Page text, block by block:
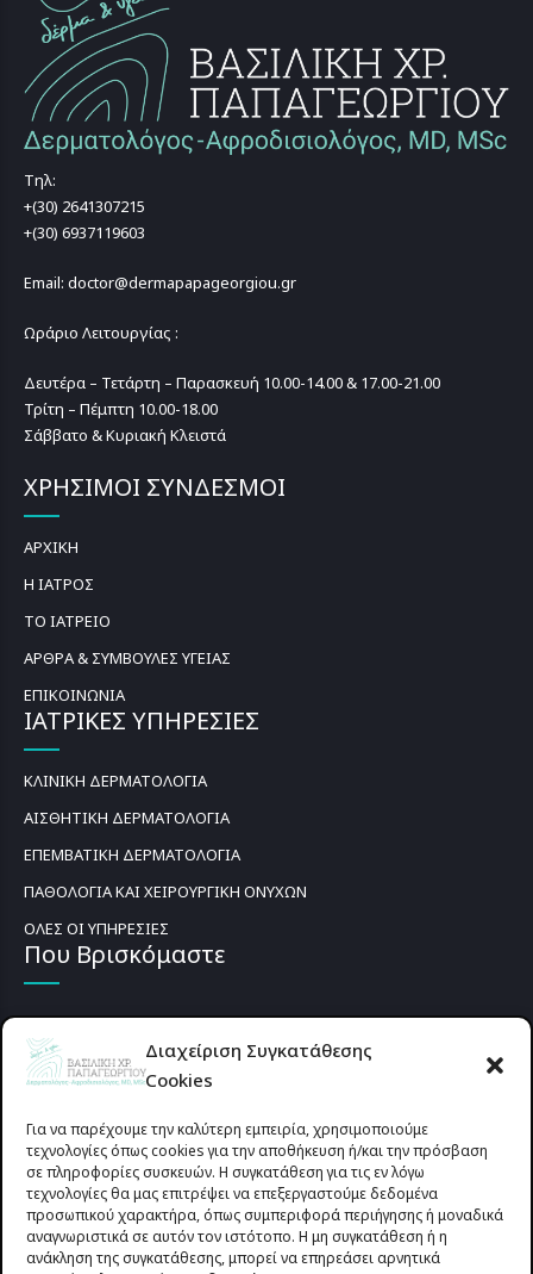
Διαχείριση Συγκατάθεσης
Cookies
Για να παρέχουμε την καλύτερη εμπειρία, χρησιμοποιούμε
τεχνολογίες όπως cookies για την αποθήκευση ή/και την πρόσβαση
σε πληροφορίες συσκευών. Η συγκατάθεση για τις εν λόγω
τεχνολογίες θα μας επιτρέψει να επεξεργαστούμε δεδομένα
προσωπικού χαρακτήρα, όπως συμπεριφορά περιήγησης ή μοναδικά
αναγνωριστικά σε αυτόν τον ιστότοπο. Η μη συγκατάθεση ή η
ανάκληση της συγκατάθεσης, μπορεί να επηρεάσει αρνητικά
Τηλ:
+(30) 2641307215
+(30) 6937119603
Email: doctor@dermapapageorgiou.gr
Ωράριο Λειτουργίας :
Δευτέρα – Τετάρτη – Παρασκευή 10.00-14.00 & 17.00-21.00
Τρίτη – Πέμπτη 10.00-18.00
Σάββατο & Κυριακή Κλειστά
ΧΡΗΣΙΜΟΙ ΣΥΝΔΕΣΜΟΙ
ΑΡΧΙΚΗ
Η ΙΑΤΡΟΣ
ΤΟ ΙΑΤΡΕΙΟ
ΑΡΘΡΑ & ΣΥΜΒΟΥΛΕΣ ΥΓΕΙΑΣ
ΕΠΙΚΟΙΝΩΝΙΑ
ΙΑΤΡΙΚΕΣ ΥΠΗΡΕΣΙΕΣ
ΚΛΙΝΙΚΗ ΔΕΡΜΑΤΟΛΟΓΙΑ
ΑΙΣΘΗΤΙΚΗ ΔΕΡΜΑΤΟΛΟΓΙΑ
ΕΠΕΜΒΑΤΙΚΗ ΔΕΡΜΑΤΟΛΟΓΙΑ
ΠΑΘΟΛΟΓΙΑ ΚΑΙ ΧΕΙΡΟΥΡΓΙΚΗ ΟΝΥΧΩΝ
ΟΛΕΣ ΟΙ ΥΠΗΡΕΣΙΕΣ
Που Βρισκόμαστε